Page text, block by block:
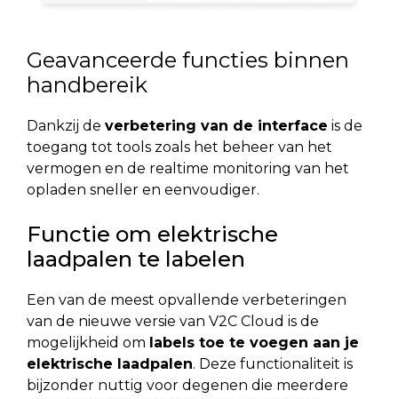
Geavanceerde functies binnen
handbereik
Dankzij de verbetering van de interface is de
toegang tot tools zoals het beheer van het
vermogen en de realtime monitoring van het
opladen sneller en eenvoudiger.
Functie om elektrische
laadpalen te labelen
Een van de meest opvallende verbeteringen
van de nieuwe versie van V2C Cloud is de
mogelijkheid om labels toe te voegen aan je
elektrische laadpalen. Deze functionaliteit is
bijzonder nuttig voor degenen die meerdere